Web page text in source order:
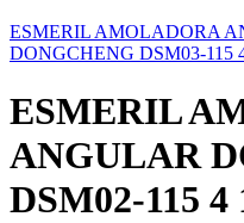
ESMERIL AMOLADORA
DONGCHENG DSM03-115
ESMERIL
ANGULAR
DSM02-115 4